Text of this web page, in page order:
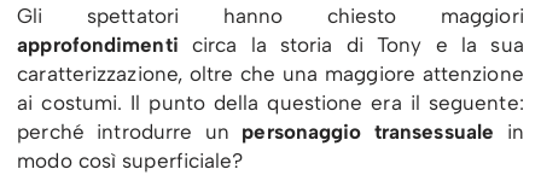
Gli spettatori hanno chiesto maggiori
approfondimenti circa la storia di Tony e la sua
caratterizzazione, oltre che una maggiore attenzione
ai costumi. Il punto della questione era il seguente:
perché introdurre un personaggio transessuale in
modo così superficiale?